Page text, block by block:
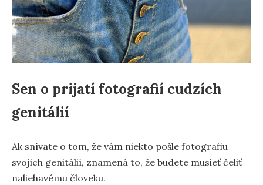
Sen o prijatí fotografií cudzích
genitálií
Ak snívate o tom, že vám niekto pošle fotografiu
svojich genitálií, znamená to, že budete musieť čeliť
naliehavému človeku.